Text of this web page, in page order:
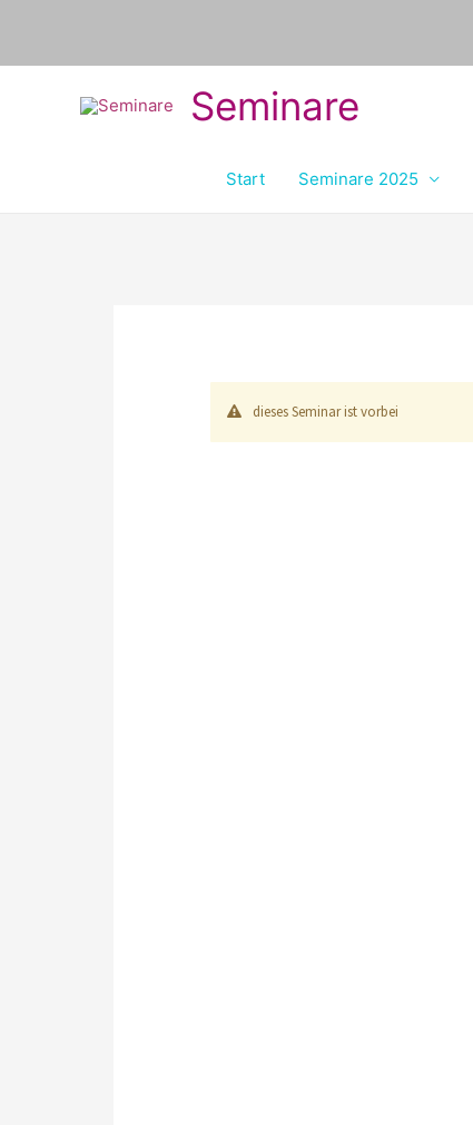
Seminare
Start Seminare 2025
dieses Seminar ist vorbei